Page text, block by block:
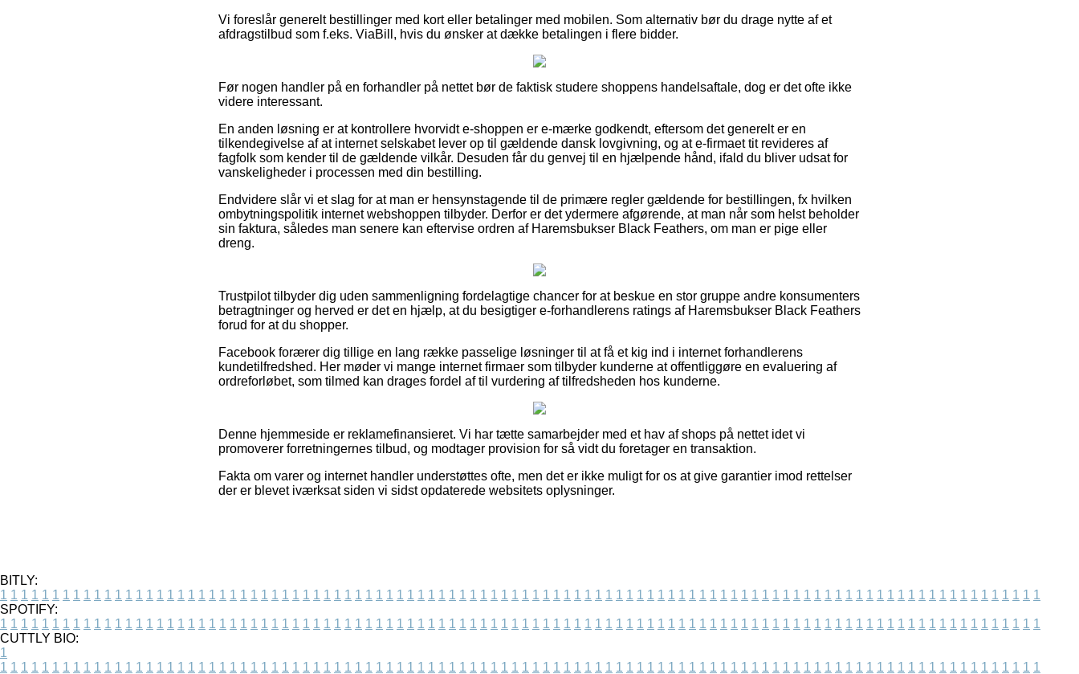
Vi foreslår generelt bestillinger med kort eller betalinger med mobilen. Som alternativ bør du drage nytte af et
afdragstilbud som f.eks. ViaBill, hvis du ønsker at dække betalingen i flere bidder.
Før nogen handler på en forhandler på nettet bør de faktisk studere shoppens handelsaftale, dog er det ofte ikke
videre interessant.
En anden løsning er at kontrollere hvorvidt e-shoppen er e-mærke godkendt, eftersom det generelt er en
tilkendegivelse af at internet selskabet lever op til gældende dansk lovgivning, og at e-firmaet tit revideres af
fagfolk som kender til de gældende vilkår. Desuden får du genvej til en hjælpende hånd, ifald du bliver udsat for
vanskeligheder i processen med din bestilling.
Endvidere slår vi et slag for at man er hensynstagende til de primære regler gældende for bestillingen, fx hvilken
ombytningspolitik internet webshoppen tilbyder. Derfor er det ydermere afgørende, at man når som helst beholder
sin faktura, således man senere kan eftervise ordren af Haremsbukser Black Feathers, om man er pige eller
dreng.
Trustpilot tilbyder dig uden sammenligning fordelagtige chancer for at beskue en stor gruppe andre konsumenters
betragtninger og herved er det en hjælp, at du besigtiger e-forhandlerens ratings af Haremsbukser Black Feathers
forud for at du shopper.
Facebook forærer dig tillige en lang række passelige løsninger til at få et kig ind i internet forhandlerens
kundetilfredshed. Her møder vi mange internet firmaer som tilbyder kunderne at offentliggøre en evaluering af
ordreforløbet, som tilmed kan drages fordel af til vurdering af tilfredsheden hos kunderne.
Denne hjemmeside er reklamefinansieret. Vi har tætte samarbejder med et hav af shops på nettet idet vi
promoverer forretningernes tilbud, og modtager provision for så vidt du foretager en transaktion.
Fakta om varer og internet handler understøttes ofte, men det er ikke muligt for os at give garantier imod rettelser
der er blevet iværksat siden vi sidst opdaterede websitets oplysninger.
BITLY:
1 1 1 1 1 1 1 1 1 1 1 1 1 1 1 1 1 1 1 1 1 1 1 1 1 1 1 1 1 1 1 1 1 1 1 1 1 1 1 1 1 1 1 1 1 1 1 1 1 1 1 1 1 1 1 1 1 1 1 1 1 1 1 1 1 1 1 1 1 1 1 1 1 1 1 1 1 1 1 1 1 1 1 1 1 1 1 1 1 1 1 1 1 1 1 1 1 1 1 1
SPOTIFY:
1 1 1 1 1 1 1 1 1 1 1 1 1 1 1 1 1 1 1 1 1 1 1 1 1 1 1 1 1 1 1 1 1 1 1 1 1 1 1 1 1 1 1 1 1 1 1 1 1 1 1 1 1 1 1 1 1 1 1 1 1 1 1 1 1 1 1 1 1 1 1 1 1 1 1 1 1 1 1 1 1 1 1 1 1 1 1 1 1 1 1 1 1 1 1 1 1 1 1 1
CUTTLY BIO:
1
1 1 1 1 1 1 1 1 1 1 1 1 1 1 1 1 1 1 1 1 1 1 1 1 1 1 1 1 1 1 1 1 1 1 1 1 1 1 1 1 1 1 1 1 1 1 1 1 1 1 1 1 1 1 1 1 1 1 1 1 1 1 1 1 1 1 1 1 1 1 1 1 1 1 1 1 1 1 1 1 1 1 1 1 1 1 1 1 1 1 1 1 1 1 1 1 1 1 1 1